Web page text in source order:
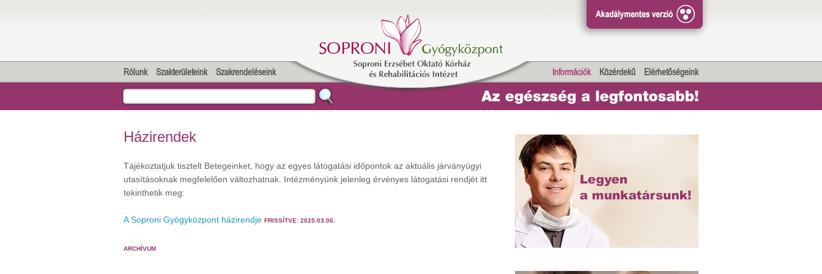
Rólunk Szakterületeink Szakrendeléseink Információk Közérdekű Elérhetőségeink
Házirendek
Tájékoztatjuk tisztelt Betegeinket, hogy az egyes látogatási időpontok az aktuális járványügyi
utasításoknak megfelelően változhatnak. Intézményünk jelenleg érvényes látogatási rendjét itt
tekinthetik meg:
A Soproni Gyógyközpont házirendje FRISSÍTVE: 2025.03.06.
ARCHÍVUM